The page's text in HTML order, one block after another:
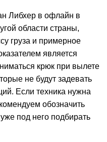
Либхер в офлайн в
области страны,
груза и примерное
является
крюк при вылете
не будут задевать
Если техника нужна
обозначить
под него подбирать